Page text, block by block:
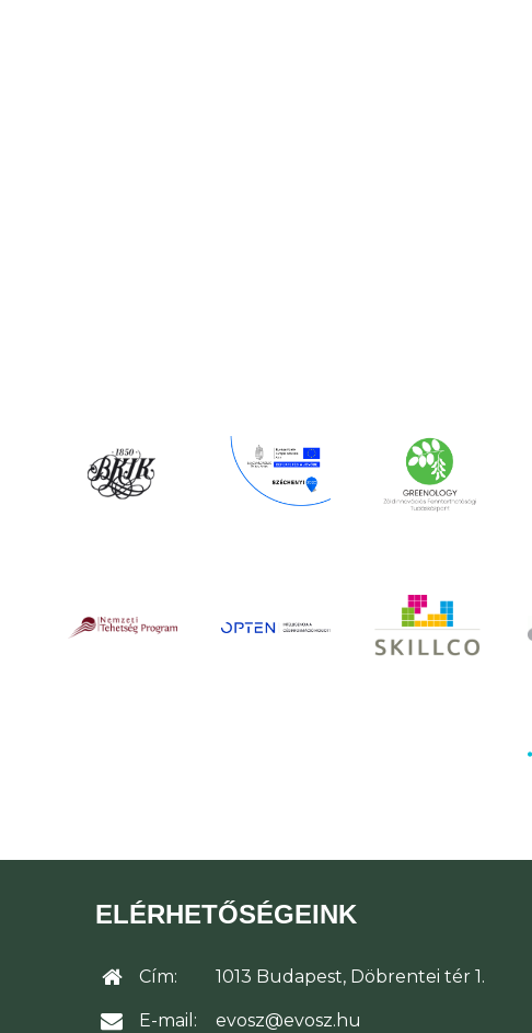
ELÉRHETŐSÉGEINK
Cím: 1013 Budapest, Döbrentei tér 1.
E-mail: evosz@evosz.hu